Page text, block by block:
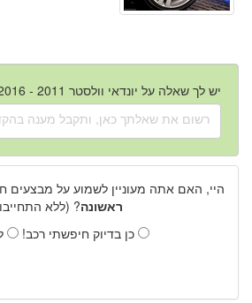
יש לך שאלה על יונדאי וולסטר 2011 - 2016 יד שנייה?
היי, האם אתה מעוניין לשמוע על מבצעים
ראשונה? (ללא
כן בדיוק חיפשתי רכב!